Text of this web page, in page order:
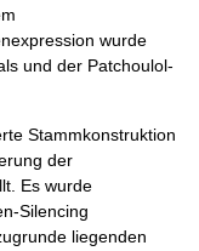
wurde
und der Patchoulol-
Stammkonstruktion
der
Es wurde
Silencing
liegenden